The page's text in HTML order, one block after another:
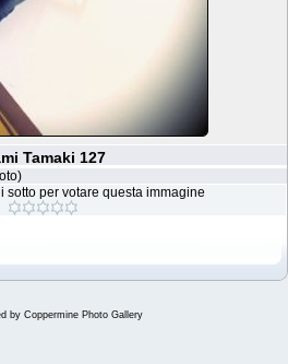
Tamaki 127
sotto per votare questa immagine
by Coppermine Photo Gallery